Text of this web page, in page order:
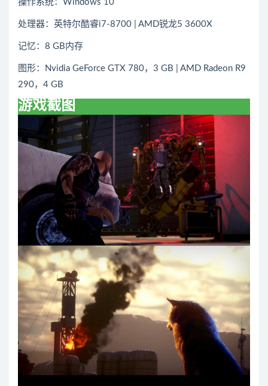
操作系统：Windows 10
处理器：英特尔酷睿i7-8700 | AMD锐龙5 3600X
记忆：8 GB内存
图形：Nvidia GeForce GTX 780，3 GB | AMD Radeon R9
290，4 GB
游戏截图